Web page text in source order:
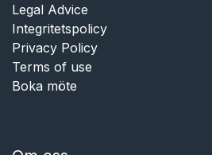
Legal Advice
Integritetspolicy
Privacy Policy
Terms of use
Boka möte